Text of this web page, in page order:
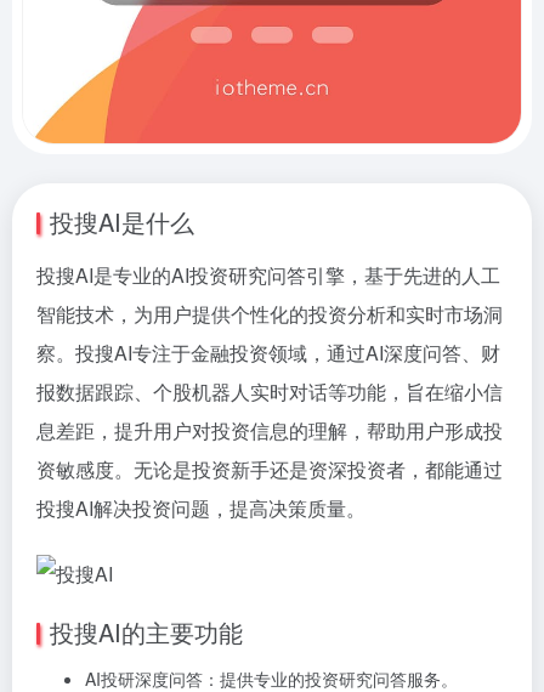
投搜AI是什么
投搜AI是专业的AI投资研究问答引擎，基于先进的人工
智能技术，为用户提供个性化的投资分析和实时市场洞
察。投搜AI专注于金融投资领域，通过AI深度问答、财
报数据跟踪、个股机器人实时对话等功能，旨在缩小信
息差距，提升用户对投资信息的理解，帮助用户形成投
资敏感度。无论是投资新手还是资深投资者，都能通过
投搜AI解决投资问题，提高决策质量。
投搜AI的主要功能
AI投研深度问答：提供专业的投资研究问答服务。